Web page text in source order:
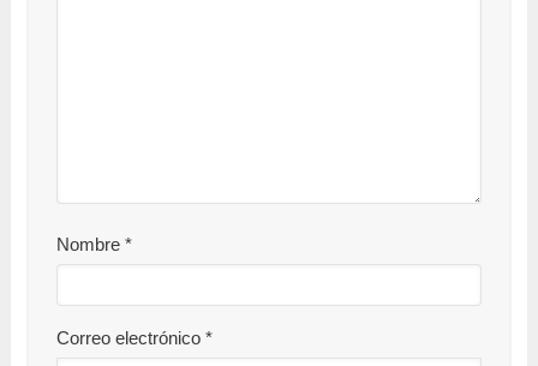
Nombre *
Correo electrónico *